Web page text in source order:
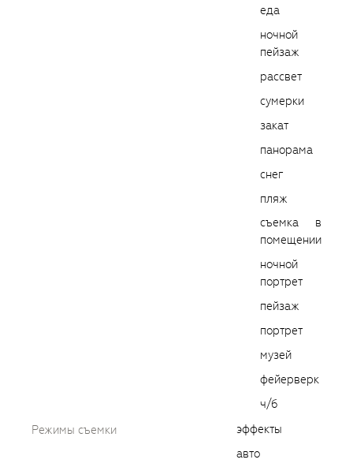
еда
ночной
пейзаж
рассвет
сумерки
закат
панорама
снег
пляж
съемка в
помещении
ночной
портрет
пейзаж
портрет
музей
фейерверк
ч/б
Режимы съемки
эффекты
авто